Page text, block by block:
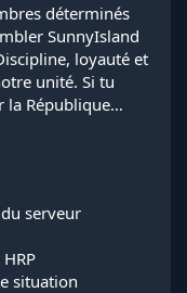
déterminés
SunnyIsland
loyauté et
unité. Si tu
la République…
serveur
situation